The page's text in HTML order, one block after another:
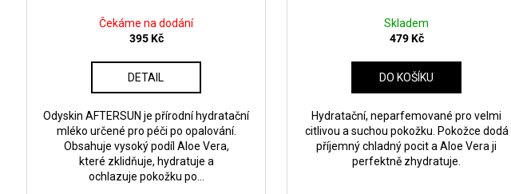
Čekáme na dodání
395 Kč
DETAIL
Odyskin AFTERSUN je přírodní hydratační
mléko určené pro péči po opalování.
Obsahuje vysoký podíl Aloe Vera,
které zklidňuje, hydratuje a
ochlazuje pokožku po...
Skladem
479 Kč
DO KOŠÍKU
Hydratační, neparfemované pro velmi
citlivou a suchou pokožku. Pokožce dodá
příjemný chladný pocit a Aloe Vera ji
perfektně zhydratuje.